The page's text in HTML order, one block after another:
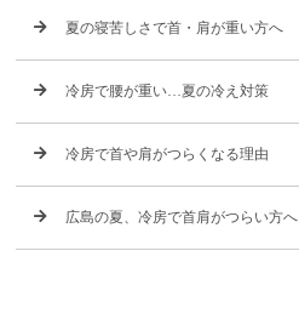
夏の寝苦しさで首・肩が重い方へ
冷房で腰が重い…夏の冷え対策
冷房で首や肩がつらくなる理由
広島の夏、冷房で首肩がつらい方へ